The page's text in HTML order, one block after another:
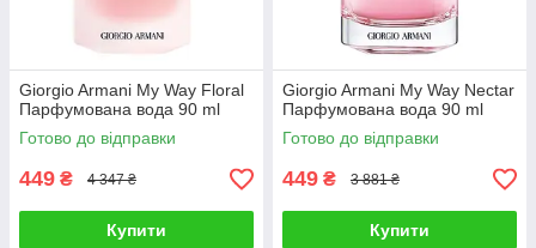
Giorgio Armani My Way Floral
Парфумована вода 90 ml
Готово до відправки
449 ₴ 4 347 ₴
Купити
Giorgio Armani My Way Nectar
Парфумована вода 90 ml
Готово до відправки
449 ₴ 3 881 ₴
Купити